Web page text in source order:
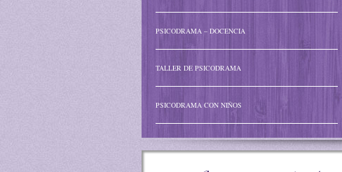
PSICODRAMA – DOCENCIA
TALLER DE PSICODRAMA
PSICODRAMA CON NIÑOS